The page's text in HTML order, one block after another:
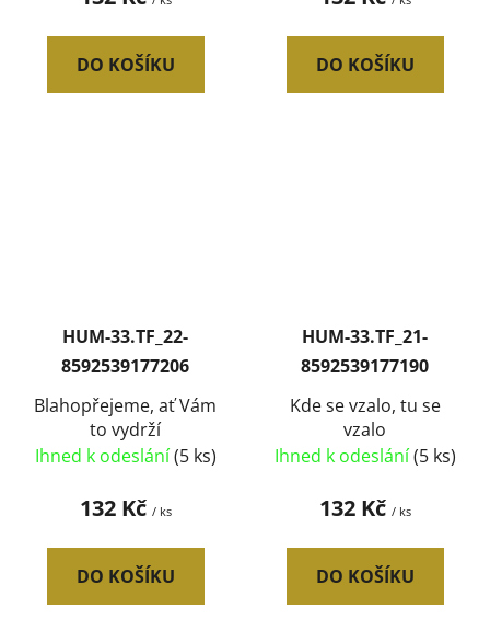
DO KOŠÍKU DO KOŠÍKU
HUM-33.TF_22-
8592539177206
Blahopřejeme, ať Vám
to vydrží
Ihned k odeslání(5 ks)
132 Kč / ks
DO KOŠÍKU
HUM-33.TF_21-
8592539177190
Kde se vzalo, tu se
vzalo
Ihned k odeslání(5 ks)
132 Kč / ks
DO KOŠÍKU